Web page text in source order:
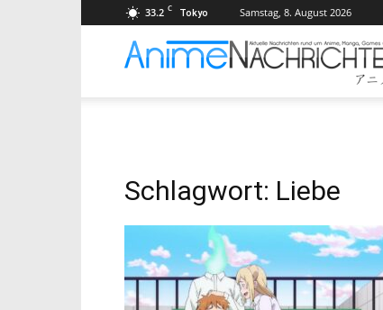
33.2 C Tokyo Samstag, 8. August 2026
Schlagwort: Liebe